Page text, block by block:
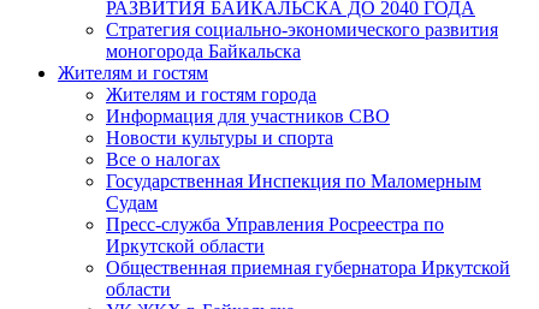
РАЗВИТИЯ БАЙКАЛЬСКА ДО 2040 ГОДА
Стратегия социально-экономического развития
моногорода Байкальска
Жителям и гостям
Жителям и гостям города
Информация для участников СВО
Новости культуры и спорта
Все о налогах
Государственная Инспекция по Маломерным
Судам
Пресс-служба Управления Росреестра по
Иркутской области
Общественная приемная губернатора Иркутской
области